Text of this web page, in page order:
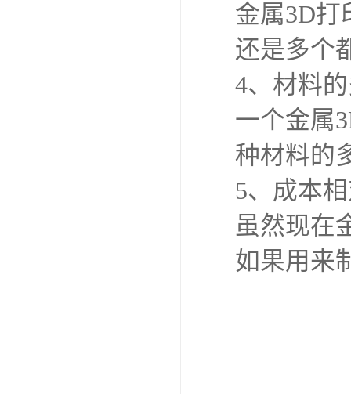
金属3D打
还是多个
4、材料
一个金属
种材料的
5、成本
虽然现在
如果用来